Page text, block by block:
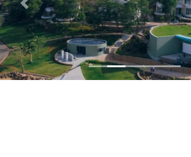
Previous